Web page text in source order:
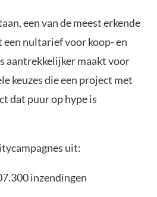
een van de meest erkende
nultarief voor koop- en
aantrekkelijker maakt voor
keuzes die een project met
dat puur op hype is
uit:
inzendingen